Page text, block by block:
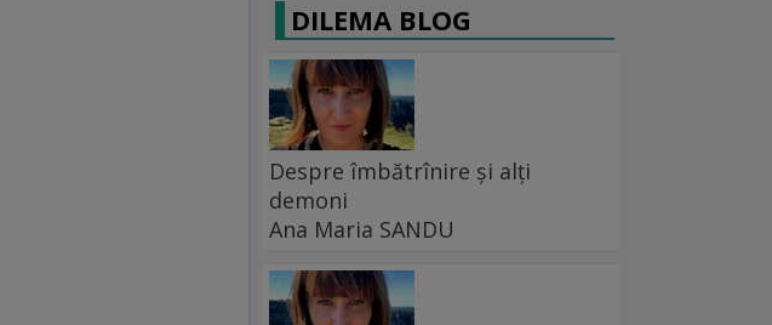
DILEMA BLOG
Despre îmbătrînire și alți
demoni
Ana Maria SANDU